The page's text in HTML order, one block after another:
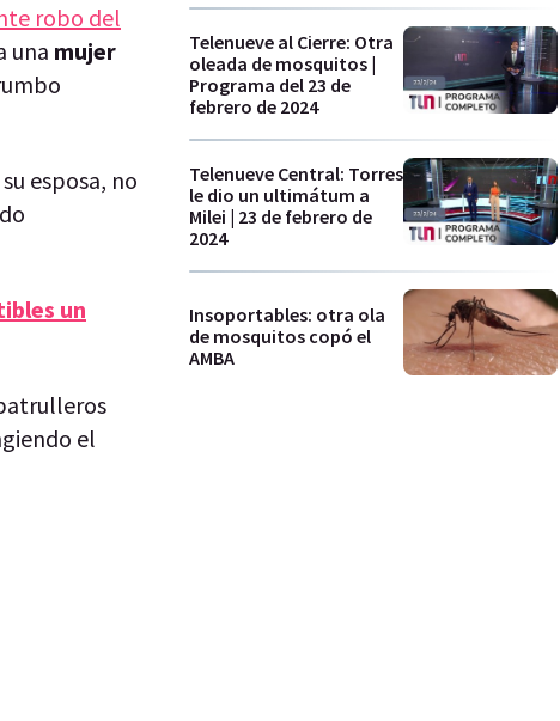
robo del
una mujer
esposa, no
un
el
Telenueve al Cierre: Otra
oleada de mosquitos |
Programa del 23 de
febrero de 2024
Telenueve Central: Torres
le dio un ultimátum a
Milei | 23 de febrero de
2024
Insoportables: otra ola
de mosquitos copó el
AMBA